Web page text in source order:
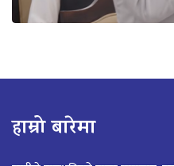
हाम्रो बारेमा